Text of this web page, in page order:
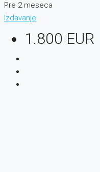
Pre 2 meseca
Izdavanje
1.800 EUR